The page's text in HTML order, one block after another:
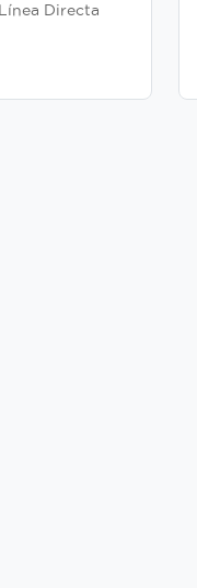
Directa